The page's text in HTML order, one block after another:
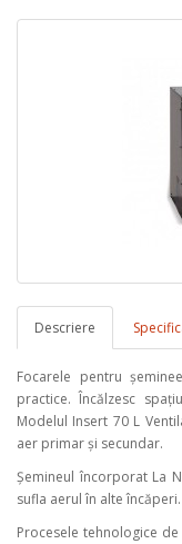
Descriere
Focarele pentru
practice. Încălzesc
Modelul Insert 70 L
aer primar și secundar.
Șemineul încorporat La
sufla aerul în alte încăperi.
Procesele tehnologice